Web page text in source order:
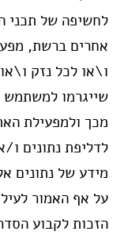
לחשיפה של תכני
אחרים ברשת,
ו\או לכל נזק
שייגרמו
מכך ולמפעילת
לדליפת נתונים
מידע של נתונים
על אף האמור
הזכות לקבוע